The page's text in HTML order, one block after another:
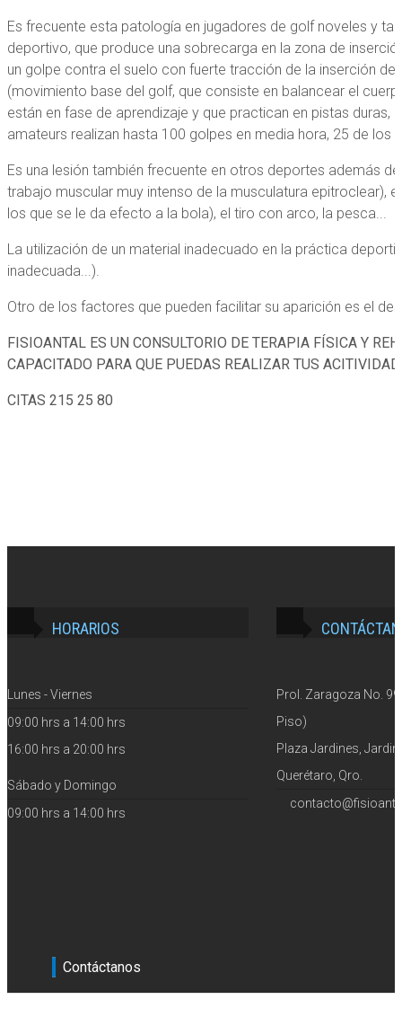
Es frecuente esta patología en jugadores de golf noveles y
deportivo, que produce una sobrecarga en la zona de
un golpe contra el suelo con fuerte tracción de la inserción
(movimiento base del golf, que consiste en balancear el
están en fase de aprendizaje y que practican en pistas
amateurs realizan hasta 100 golpes en media hora, 25 de
Es una lesión también frecuente en otros deportes además
trabajo muscular muy intenso de la musculatura epitroclear),
los que se le da efecto a la bola), el tiro con arco, la pesca...
La utilización de un material inadecuado en la práctica
inadecuada...).
Otro de los factores que pueden facilitar su aparición es el
FISIOANTAL ES UN CONSULTORIO DE TERAPIA FÍSICA Y
CAPACITADO PARA QUE PUEDAS REALIZAR TUS
CITAS 215 25 80
HORARIOS
Lunes - Viernes
09:00 hrs a 14:00 hrs
16:00 hrs a 20:00 hrs
Sábado y Domingo
09:00 hrs a 14:00 hrs
Prol. Zaragoza No.
Piso)
Plaza Jardines,
Querétaro, Qro.
Contáctanos